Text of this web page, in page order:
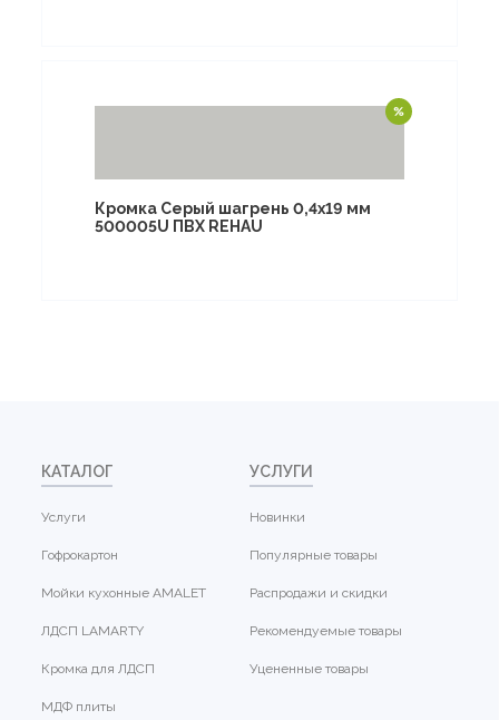
Кромка Серый шагрень 0,4х19 мм
500005U ПВХ REHAU
КАТАЛОГ
Услуги
Гофрокартон
Мойки кухонные AMALET
ЛДСП LAMARTY
Кромка для ЛДСП
МДФ плиты
УСЛУГИ
Новинки
Популярные товары
Распродажи и скидки
Рекомендуемые товары
Уцененные товары